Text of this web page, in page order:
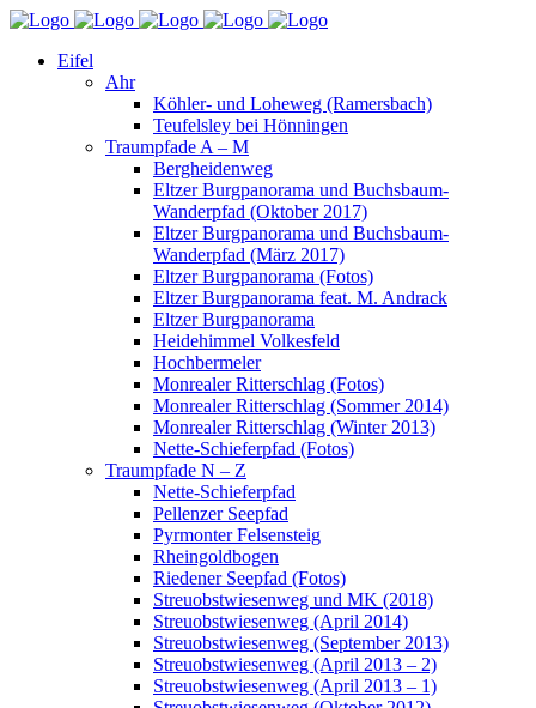
Eifel
Ahr
Köhler- und Loheweg (Ramersbach)
Teufelsley bei Hönningen
Traumpfade A – M
Bergheidenweg
Eltzer Burgpanorama und Buchsbaum-
Wanderpfad (Oktober 2017)
Eltzer Burgpanorama und Buchsbaum-
Wanderpfad (März 2017)
Eltzer Burgpanorama (Fotos)
Eltzer Burgpanorama feat. M. Andrack
Eltzer Burgpanorama
Heidehimmel Volkesfeld
Hochbermeler
Monrealer Ritterschlag (Fotos)
Monrealer Ritterschlag (Sommer 2014)
Monrealer Ritterschlag (Winter 2013)
Nette-Schieferpfad (Fotos)
Traumpfade N – Z
Nette-Schieferpfad
Pellenzer Seepfad
Pyrmonter Felsensteig
Rheingoldbogen
Riedener Seepfad (Fotos)
Streuobstwiesenweg und MK (2018)
Streuobstwiesenweg (April 2014)
Streuobstwiesenweg (September 2013)
Streuobstwiesenweg (April 2013 – 2)
Streuobstwiesenweg (April 2013 – 1)